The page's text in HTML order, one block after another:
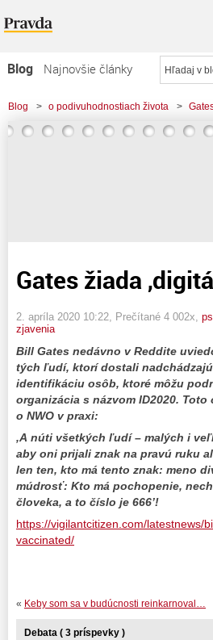
Blog
Najnovšie články
Najčítanejšie články
Najkomentovanejšie články
Blog > o podivuhodnostiach života >
Gates žiada
2. apríla 2020 10:22 , Prečítané 4 002x,
zjavenia
Bill Gates nedávno v Reddite
tých ľudí, ktorí dostali
identifikáciu osôb, ktoré môžu
organizácia s názvom ID2020.
o NWO v praxi:
‚A núti všetkých ľudí – malých i
aby oni prijali znak na pravú ruku
len ten, kto má tento znak: meno
múdrosť: Kto má pochopenie,
človeka, a to číslo je 666’!
https://vigilantcitizen.com/latestnews/
vaccinated/
« Keby som sa v budúcnosti reinkarnoval…
Debata ( 3 príspevky )